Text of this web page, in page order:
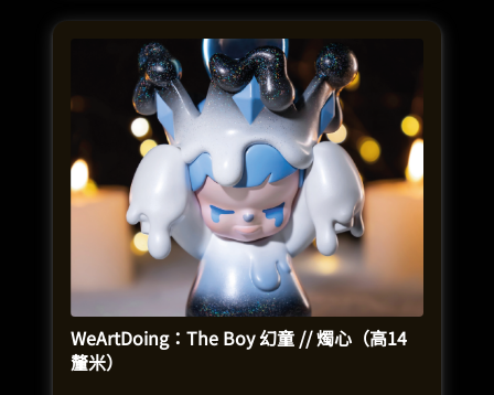
WeArtDoing：The Boy 幻童 // 燭心（高14
釐米）